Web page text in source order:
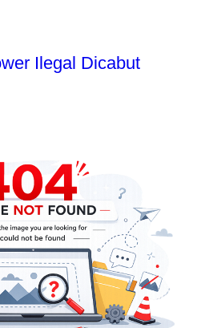
Ilegal Dicabut